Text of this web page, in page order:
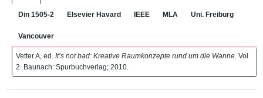
Din 1505-2 Elsevier Havard IEEE MLA Uni. Freiburg
Vancouver
Vetter A, ed. It’s not bad: Kreative Raumkonzepte rund um die Wanne . Vol
2. Baunach: Spurbuchverlag; 2010.